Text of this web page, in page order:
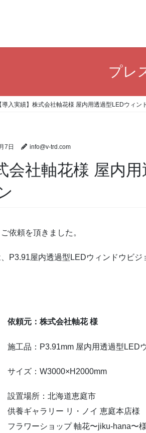
プレ
【導入実績】株式会社軸花様 屋内用透過型LEDウィン
7日 info@v-trd.com
会社軸花様 屋内
依頼を頂きました。
P3.91屋内透過型LEDウィンドウビジ
依頼元：株式会社軸花 様
施工品：P3.91mm 屋内用透過型LED
サイズ：W3000×H2000mm
設置場所：北海道恵庭市
供養ギャラリー リ・ノイ 恵庭本店
フラワーショップ 軸花〜jiku-hana〜様